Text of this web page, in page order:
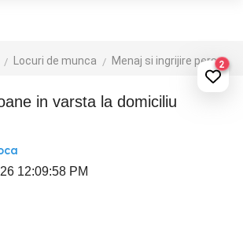
Locuri de munca Menaj si ingrijire persoane2
in varsta la domiciliu
12:09:58 PM